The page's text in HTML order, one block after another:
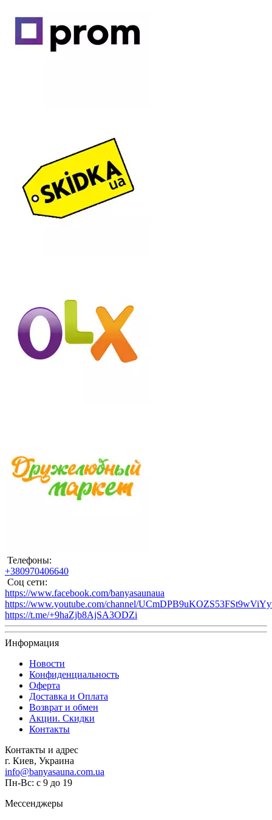
Телефоны:
+380970406640
Соц сети:
https://www.facebook.com/banyasaunaua
https://www.youtube.com/channel/
https://t.me/+9haZjb8AjSA3ODZi
Информация
Новости
Конфиденциальность
Оферта
Доставка и Оплата
Возврат и обмен
Акции. Скидки
Контакты
Контакты и адрес
г. Киев, Украина
info@banyasauna.com.ua
Пн-Вс: с 9 до 19
Мессенджеры